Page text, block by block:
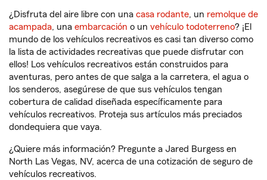
¿Disfruta del aire libre con una casa rodante, un remolque de
acampada, una embarcación o un vehículo todoterreno? ¡El
mundo de los vehículos recreativos es casi tan diverso como
la lista de actividades recreativas que puede disfrutar con
ellos! Los vehículos recreativos están construidos para
aventuras, pero antes de que salga a la carretera, el agua o
los senderos, asegúrese de que sus vehículos tengan
cobertura de calidad diseñada específicamente para
vehículos recreativos. Proteja sus artículos más preciados
dondequiera que vaya.
¿Quiere más información? Pregunte a Jared Burgess en
North Las Vegas, NV, acerca de una cotización de seguro de
vehículos recreativos.